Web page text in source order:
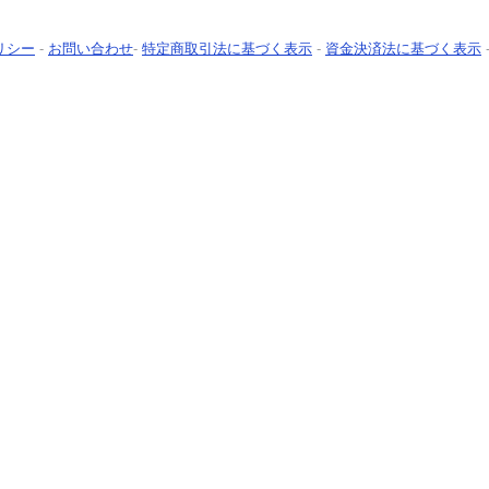
シー - お問い合わせ- 特定商取引法に基づく表示 - 資金決済法に基づく表示 -